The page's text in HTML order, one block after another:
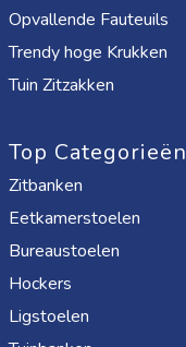
Opvallende Fauteuils
Trendy hoge Krukken
Tuin Zitzakken
Top Categorieën
Zitbanken
Eetkamerstoelen
Bureaustoelen
Hockers
Ligstoelen